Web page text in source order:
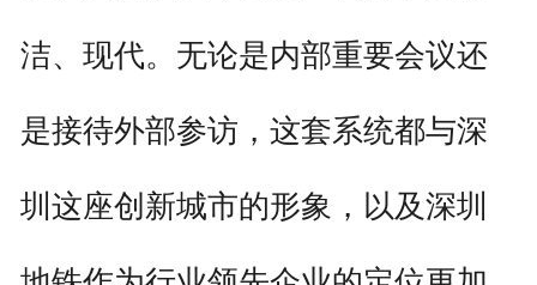
洁、现代。无论是内部重要会议还
是接待外部参访，这套系统都与深
圳这座创新城市的形象，以及深圳